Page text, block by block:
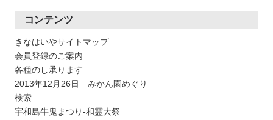
コンテンツ
きなはいやサイトマップ
会員登録のご案内
各種のし承ります
2013年12月26日 みかん園めぐり
検索
宇和島牛鬼まつり-和霊大祭